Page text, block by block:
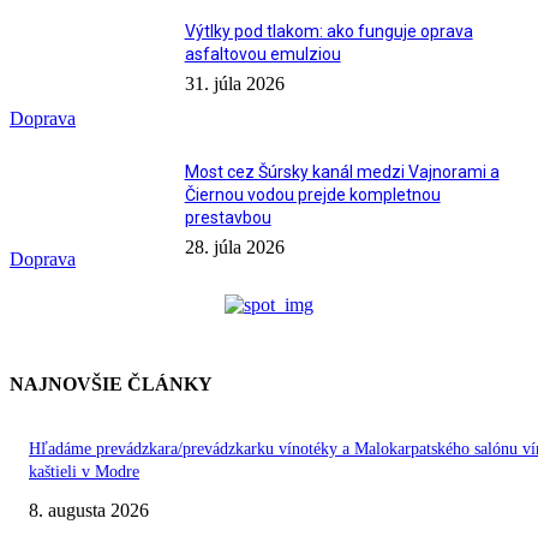
Doprava
Výtlky pod tlakom: ako funguje oprava
asfaltovou emulziou
31. júla 2026
Doprava
Most cez Šúrsky kanál medzi Vajnorami a
Čiernou vodou prejde kompletnou
prestavbou
28. júla 2026
NAJNOVŠIE ČLÁNKY
Hľadáme prevádzkara/prevádzkarku vínotéky a Malokarpatského salónu
kaštieli v Modre
8. augusta 2026